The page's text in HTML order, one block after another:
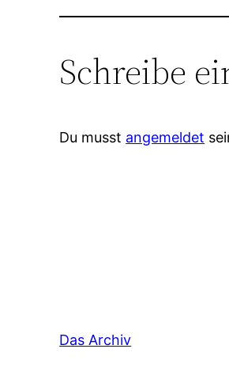
Schreibe
Du musst angemeldet
Das Archiv